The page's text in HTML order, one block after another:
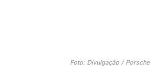
Foto: Divulgação / Porsche